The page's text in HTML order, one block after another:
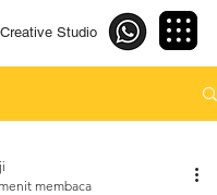
Studio
membaca